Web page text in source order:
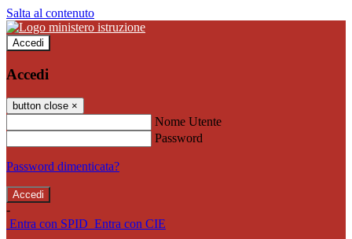
Salta al contenuto
Accedi
Accedi
button close ×
Nome Utente
Password
Password dimenticata?
-
Entra con SPID Entra con CIE